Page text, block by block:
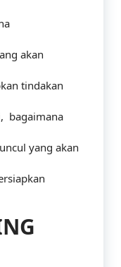
akan
tindakan
bagaimana
yang akan